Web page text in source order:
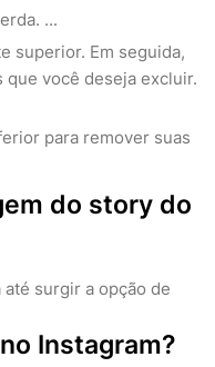
...
superior. Em seguida,
que você deseja excluir.
para remover suas
do story do
surgir a opção de
Instagram?